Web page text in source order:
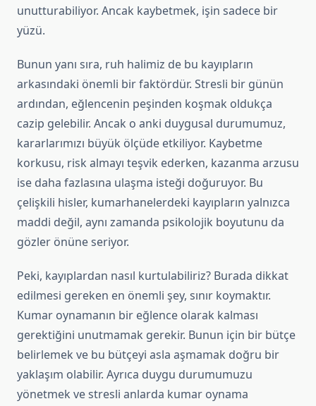
unutturabiliyor. Ancak kaybetmek, işin sadece bir
yüzü.
Bunun yanı sıra, ruh halimiz de bu kayıpların
arkasındaki önemli bir faktördür. Stresli bir günün
ardından, eğlencenin peşinden koşmak oldukça
cazip gelebilir. Ancak o anki duygusal durumumuz,
kararlarımızı büyük ölçüde etkiliyor. Kaybetme
korkusu, risk almayı teşvik ederken, kazanma arzusu
ise daha fazlasına ulaşma isteği doğuruyor. Bu
çelişkili hisler, kumarhanelerdeki kayıpların yalnızca
maddi değil, aynı zamanda psikolojik boyutunu da
gözler önüne seriyor.
Peki, kayıplardan nasıl kurtulabiliriz? Burada dikkat
edilmesi gereken en önemli şey, sınır koymaktır.
Kumar oynamanın bir eğlence olarak kalması
gerektiğini unutmamak gerekir. Bunun için bir bütçe
belirlemek ve bu bütçeyi asla aşmamak doğru bir
yaklaşım olabilir. Ayrıca duygu durumumuzu
yönetmek ve stresli anlarda kumar oynama